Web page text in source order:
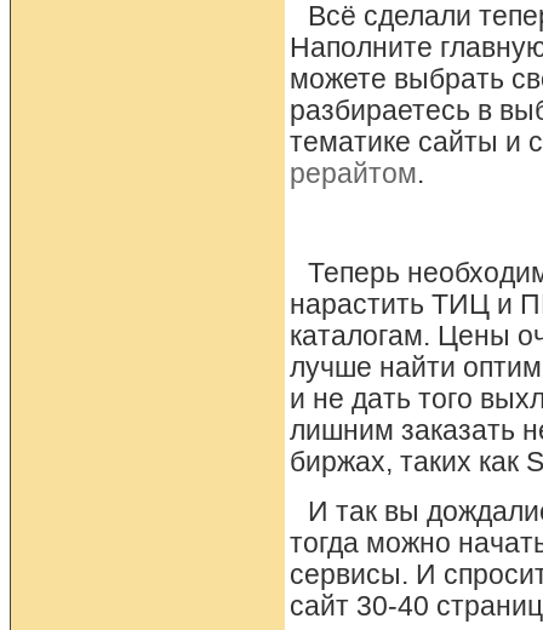
Всё сделали
Наполните
можете выбрать
разбираетесь в
тематике сайты и
рерайтом.
Теперь
нарастить ТИЦ и
каталогам. Цены
лучше найти
и не дать того
лишним заказать
биржах, таких как
И так вы
тогда можно
сервисы. И
сайт 30-40